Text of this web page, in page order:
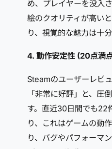
め、プレイヤーを没入
絵のクオリティが高い
り、視覚的な魅力は十分
4. 動作安定性 (20点満
Steamのユーザーレビ
「非常に好評」と、圧
す。直近30日間でも22
り、これはゲームの動
り、バグやパフォーマ